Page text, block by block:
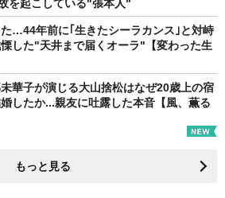
を起こしている"張本人"
…44年前に｢生きたシーラカンス｣と対峙
した"天井まで届くオーラ"【変わった生
未華子が演じる大山捨松はなぜ20歳上の宿
したか...親友に吐露した本音【風、薫る
もっと見る